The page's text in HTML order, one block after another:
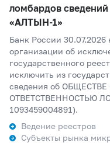
ломбардов
«АЛТЫН-1»
Банк России 30.07.2026
организации об
государственного
исключить из
сведения об
ОТВЕТСТВЕННОСТЬЮ
1093459004891).
Ведение реестров
Субъекты рынка